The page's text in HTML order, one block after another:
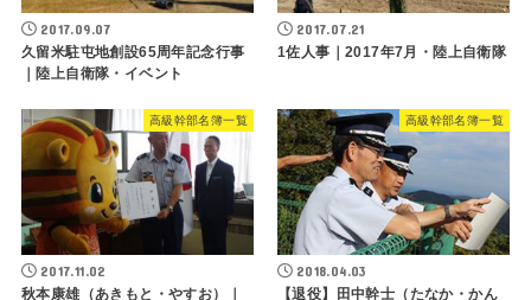
2017.09.07
久留米駐屯地創設65周年記念行事
｜陸上自衛隊・イベント
2017.07.21
1佐人事｜2017年7月・陸上自衛隊
高級幹部名簿一覧
2017.11.02
秋本康雄（あきもと・やすお）｜
高級幹部名簿一覧
2018.04.03
【退役】田中幹士（たなか・かん